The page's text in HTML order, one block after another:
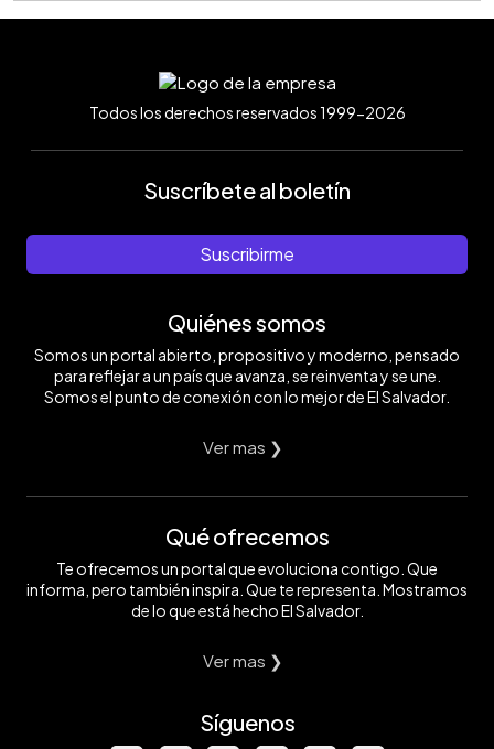
Todos los derechos reservados 1999-2026
Suscríbete al boletín
Suscribirme
Quiénes somos
Somos un portal abierto, propositivo y moderno, pensado
para reflejar a un país que avanza, se reinventa y se une.
Somos el punto de conexión con lo mejor de El Salvador.
Ver mas ❯
Qué ofrecemos
Te ofrecemos un portal que evoluciona contigo. Que
informa, pero también inspira. Que te representa. Mostramos
de lo que está hecho El Salvador.
Ver mas ❯
Síguenos